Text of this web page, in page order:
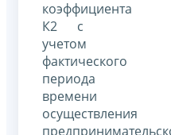
коэффициента
К2 с
учетом
фактического
периода
времени
осуществления